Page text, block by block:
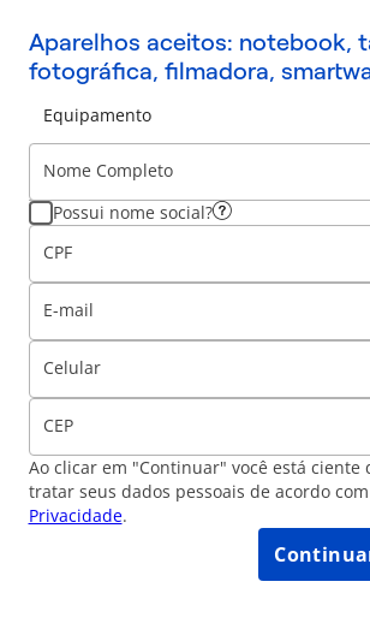
Aparelhos aceitos: notebook,
fotográfica, filmadora,
Equipamento
Nome Completo
Possui nome social?
CPF
E-mail
Celular
CEP
Ao clicar em "Continuar" você está ciente
tratar seus dados pessoais de acordo
Privacidade.